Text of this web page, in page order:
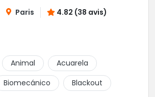
Paris 4.82 (38 avis)
Animal
Acuarela
Biomecánico
Blackout